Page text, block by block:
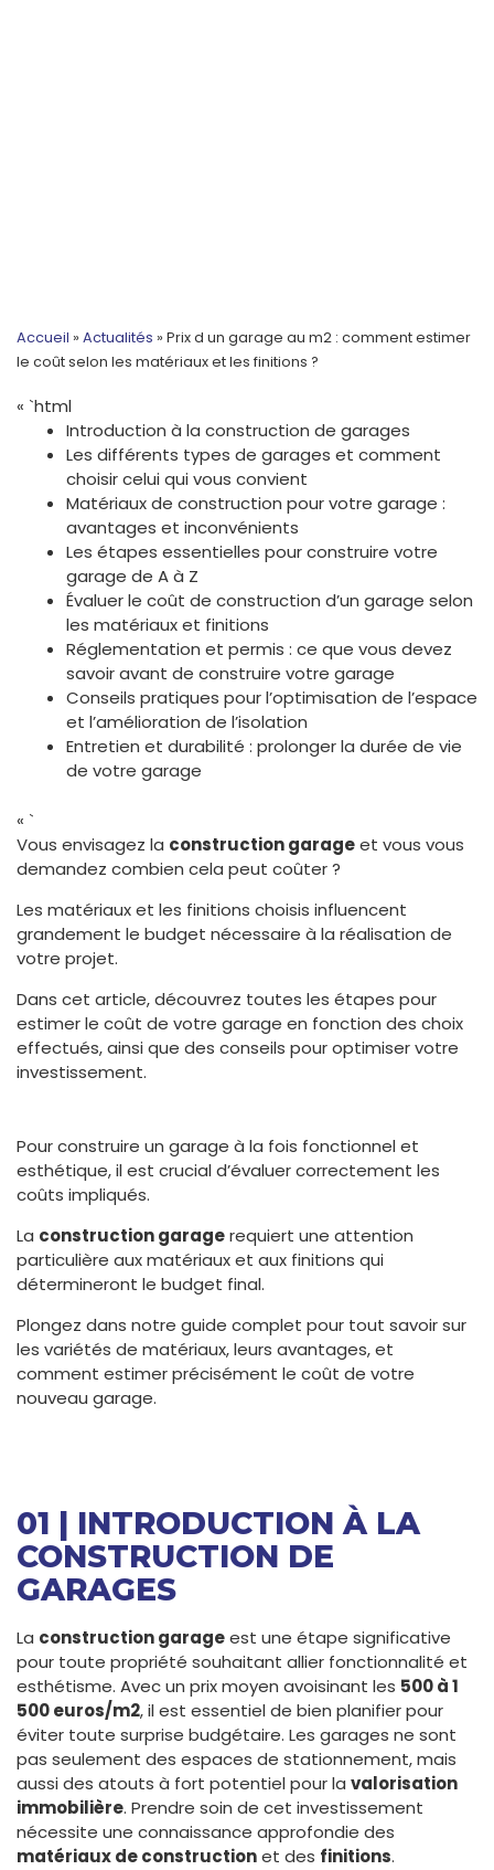
Accueil » Actualités » Prix d un garage au m2 : comment estimer
le coût selon les matériaux et les finitions ?
« `html
Introduction à la construction de garages
Les différents types de garages et comment
choisir celui qui vous convient
Matériaux de construction pour votre garage :
avantages et inconvénients
Les étapes essentielles pour construire votre
garage de A à Z
Évaluer le coût de construction d’un garage selon
les matériaux et finitions
Réglementation et permis : ce que vous devez
savoir avant de construire votre garage
Conseils pratiques pour l’optimisation de l’espace
et l’amélioration de l’isolation
Entretien et durabilité : prolonger la durée de vie
de votre garage
« `
Vous envisagez la construction garageet vous vous
demandez combien cela peut coûter ?
Les matériaux et les finitions choisis influencent
grandement le budget nécessaire à la réalisation de
votre projet.
Dans cet article, découvrez toutes les étapes pour
estimer le coût de votre garage en fonction des choix
effectués, ainsi que des conseils pour optimiser votre
investissement.
Pour construire un garage à la fois fonctionnel et
esthétique, il est crucial d’évaluer correctement les
coûts impliqués.
La construction garagerequiert une attention
particulière aux matériaux et aux finitions qui
détermineront le budget final.
Plongez dans notre guide complet pour tout savoir sur
les variétés de matériaux, leurs avantages, et
comment estimer précisément le coût de votre
nouveau garage.
01 | INTRODUCTION À LA
CONSTRUCTION DE
GARAGES
La construction garageest une étape significative
pour toute propriété souhaitant allier fonctionnalité et
esthétisme. Avec un prix moyen avoisinant les 500 à 1
500 euros/m2, il est essentiel de bien planifier pour
éviter toute surprise budgétaire. Les garages ne sont
pas seulement des espaces de stationnement, mais
aussi des atouts à fort potentiel pour la valorisation
immobilière. Prendre soin de cet investissement
nécessite une connaissance approfondie des
matériaux de constructionet des finitions.